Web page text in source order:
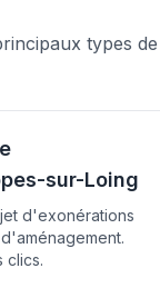
types de
sur-Loing
d'exonérations
clics.